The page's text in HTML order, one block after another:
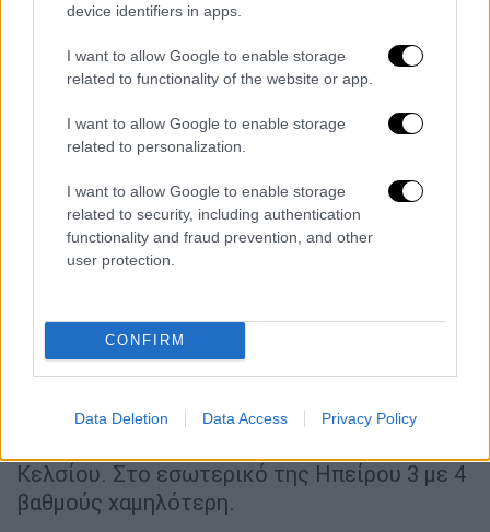
device identifiers in apps.
I want to allow Google to enable storage
related to functionality of the website or app.
I want to allow Google to enable storage
related to personalization.
I want to allow Google to enable storage
related to security, including authentication
functionality and fraud prevention, and other
user protection.
CONFIRM
Data Deletion Data Access Privacy Policy
ΝΗΣΙΑ ΙΟΝΙΟΥ, ΗΠΕΙΡΟΣ, ΔΥΤΙΚΗ ΣΤΕΡΕΑ,
ΔΥΤΙΚΗ ΠΕΛΟΠΟΝΝΗΣΟΣ
νεφώσεις κυρίως τις πρωινές και τις
βραδινές ώρες.
βόρειο Ιόνιο βόρειοι έως 5 μποφόρ.
Κελσίου. Στο εσωτερικό της Ηπείρου 3 με 4
βαθμούς χαμηλότερη.